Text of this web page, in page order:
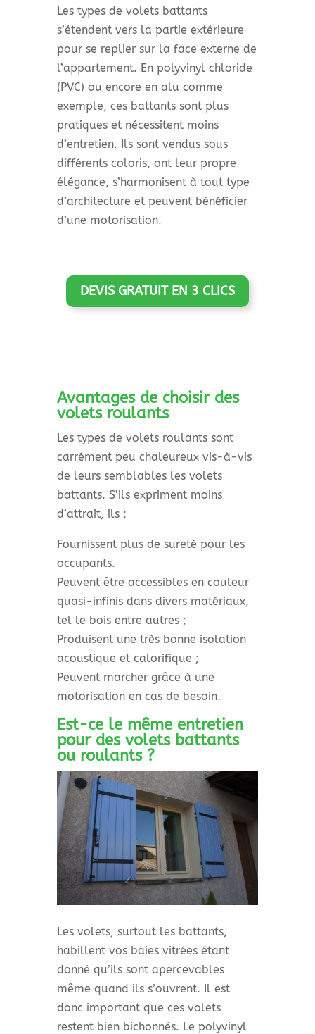
Les types de volets battants
s’étendent vers la partie extérieure
pour se replier sur la face externe de
l’appartement. En polyvinyl chloride
(PVC) ou encore en alu comme
exemple, ces battants sont plus
pratiques et nécessitent moins
d’entretien. Ils sont vendus sous
différents coloris, ont leur propre
élégance, s’harmonisent à tout type
d’architecture et peuvent bénéficier
d’une motorisation.
DEVIS GRATUIT EN 3 CLICS
Avantages de choisir des
volets roulants
Les types de volets roulants sont
carrément peu chaleureux vis-à-vis
de leurs semblables les volets
battants. S’ils expriment moins
d’attrait, ils :
Fournissent plus de sureté pour les
occupants.
Peuvent être accessibles en couleur
quasi-infinis dans divers matériaux,
tel le bois entre autres ;
Produisent une très bonne isolation
acoustique et calorifique ;
Peuvent marcher grâce à une
motorisation en cas de besoin.
Est-ce le même entretien
pour des volets battants
ou roulants ?
Les volets, surtout les battants,
habillent vos baies vitrées étant
donné qu’ils sont apercevables
même quand ils s’ouvrent. Il est
donc important que ces volets
restent bien bichonnés. Le polyvinyl